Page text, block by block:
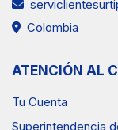
Colombia
ATENCIÓN AL
Tu Cuenta
Superintendencia